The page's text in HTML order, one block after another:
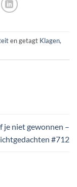
en getagt Klagen,
je niet gewonnen –
#712